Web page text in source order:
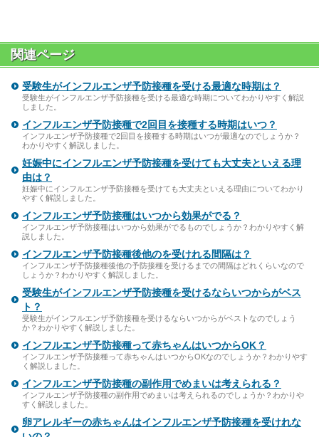
関連ページ
受験生がインフルエンザ予防接種を受ける最適な時期は？
受験生がインフルエンザ予防接種を受ける最適な時期についてわかりやすく解説
しました。
インフルエンザ予防接種で2回目を接種する時期はいつ？
インフルエンザ予防接種で2回目を接種する時期はいつが最適なのでしょうか？
わかりやすく解説しました。
妊娠中にインフルエンザ予防接種を受けても大丈夫といえる理
由は？
妊娠中にインフルエンザ予防接種を受けても大丈夫といえる理由についてわかり
やすく解説しました。
インフルエンザ予防接種はいつから効果がでる？
インフルエンザ予防接種はいつから効果がでるものでしょうか？わかりやすく解
説しました。
インフルエンザ予防接種後他のを受けれる間隔は？
インフルエンザ予防接種後他の予防接種を受けるまでの間隔はどれくらいなので
しょうか？わかりやすく解説しました。
受験生がインフルエンザ予防接種を受けるならいつからがベス
ト？
受験生がインフルエンザ予防接種を受けるならいつからがベストなのでしょう
か？わかりやすく解説しました。
インフルエンザ予防接種って赤ちゃんはいつからOK？
インフルエンザ予防接種って赤ちゃんはいつからOKなのでしょうか？わかりやす
く解説しました。
インフルエンザ予防接種の副作用でめまいは考えられる？
インフルエンザ予防接種の副作用でめまいは考えられるのでしょうか？わかりや
すく解説しました。
卵アレルギーの赤ちゃんはインフルエンザ予防接種を受けれな